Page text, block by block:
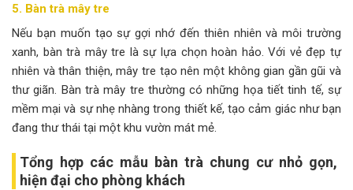
5. Bàn trà mây tre
Nếu bạn muốn tạo sự gợi nhớ đến thiên nhiên và môi trường
xanh, bàn trà mây tre là sự lựa chọn hoàn hảo. Với vẻ đẹp tự
nhiên và thân thiện, mây tre tạo nên một không gian gần gũi và
thư giãn. Bàn trà mây tre thường có những họa tiết tinh tế, sự
mềm mại và sự nhẹ nhàng trong thiết kế, tạo cảm giác như bạn
đang thư thái tại một khu vườn mát mẻ.
Tổng hợp các mẫu bàn trà chung cư nhỏ gọn,
hiện đại cho phòng khách